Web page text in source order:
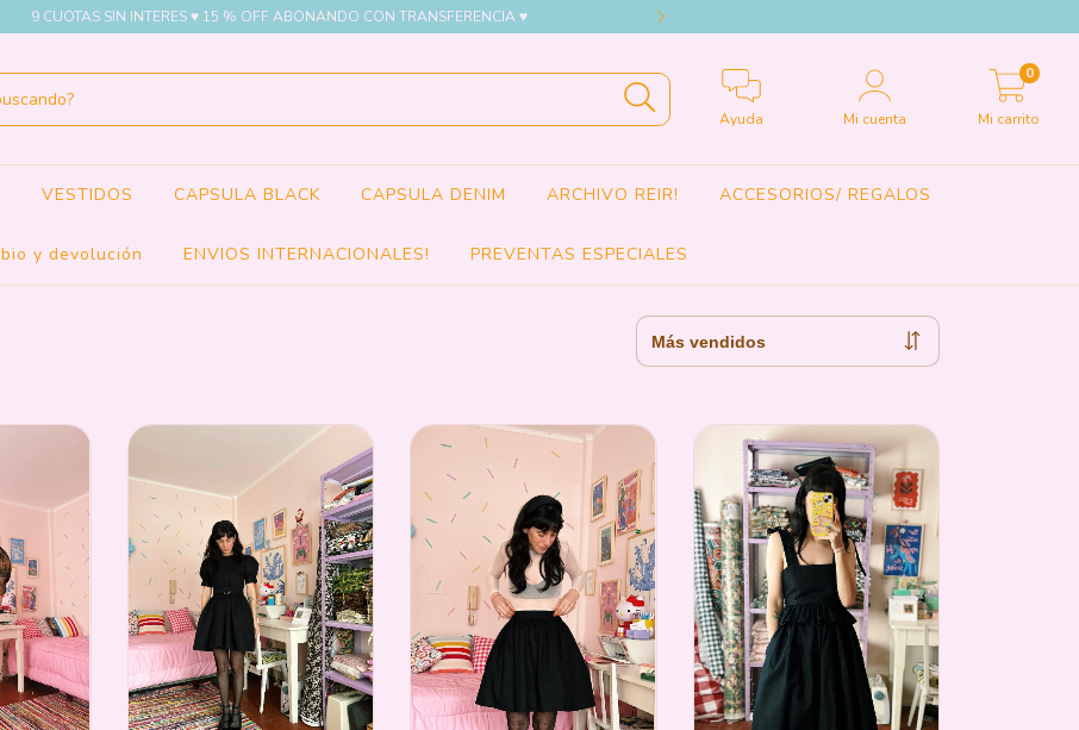
9 CUOTAS SIN INTERES ♥ 15 % OFF ABONANDO CON TRANSFERENCIA ♥
Ayuda Mi cuenta Mi carrito
0
VESTIDOS CAPSULA BLACK CAPSULA DENIM ARCHIVO REIR! ACCESORIOS/ REGALOS
y devolución ENVIOS INTERNACIONALES! PREVENTAS ESPECIALES